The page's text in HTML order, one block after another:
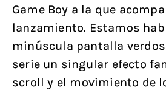
Game Boy a la que
lanzamiento. Estamos
minúscula pantalla
serie un singular efecto
scroll y el movimiento de